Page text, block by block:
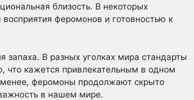
близость. В некоторых
феромонов и готовностью к
запаха. В разных уголках мира стандарты
что кажется привлекательным в одном
феромоны продолжают скрыто
в нашем мире.